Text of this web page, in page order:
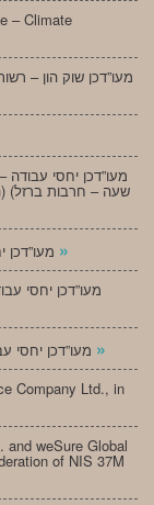
– Climate
מעו”דכן שוק הון –
»
»
Company Ltd., in
weSure Global
of NIS 37M